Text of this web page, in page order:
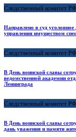
Следственный комитет РФ
Направлено в суд
управления имуществом
Следственный комитет РФ
В День воинской славы
ведомственной академии
Ленинграда
Следственный комитет РФ
В День воинской славы
дань уважения и памяти